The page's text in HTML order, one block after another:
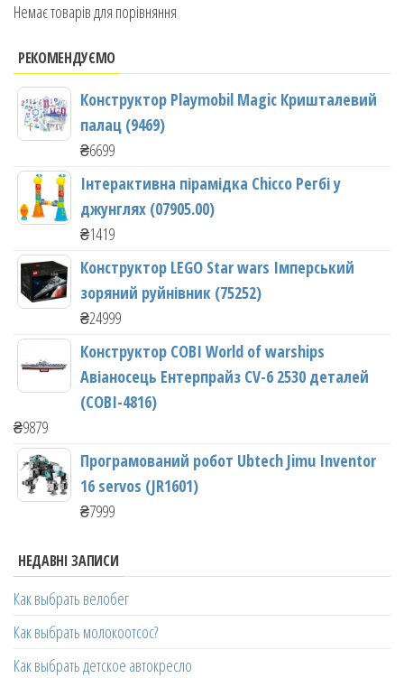
Немає товарів для порівняння
РЕКОМЕНДУЄМО
Конструктор Playmobil Magic Кришталевий
палац (9469)
₴6699
Інтерактивна пірамідка Chicco Регбі у
джунглях (07905.00)
₴1419
Конструктор LEGO Star wars Імперський
зоряний руйнівник (75252)
₴24999
Конструктор COBI World of warships
Авіаносець Ентерпрайз CV-6 2530 деталей
(COBI-4816)
₴9879
Програмований робот Ubtech Jimu Inventor
16 servos (JR1601)
₴7999
НЕДАВНІ ЗАПИСИ
Как выбрать велобег
Как выбрать молокоотсос?
Как выбрать детское автокресло